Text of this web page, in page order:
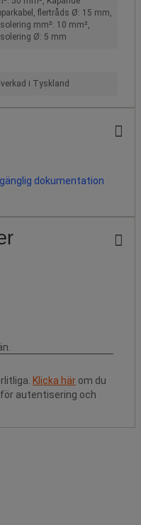
flertråds Ø: 15 mm,
mm²: 10 mm²,
Ø: 5 mm
i Tyskland
dokumentation
Klicka här om du
autentisering och